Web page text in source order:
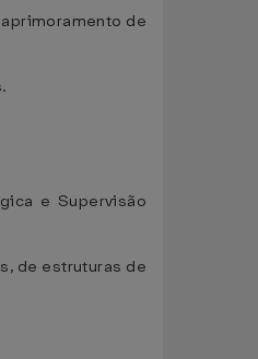
de
e Supervisão
de estruturas de